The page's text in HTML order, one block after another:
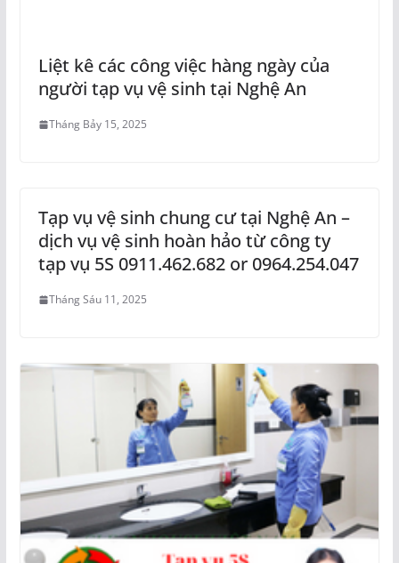
Liệt kê các công việc hàng ngày của
người tạp vụ vệ sinh tại Nghệ An
Tháng Bảy 15, 2025
Tạp vụ vệ sinh chung cư tại Nghệ An –
dịch vụ vệ sinh hoàn hảo từ công ty
tạp vụ 5S 0911.462.682 or 0964.254.047
Tháng Sáu 11, 2025